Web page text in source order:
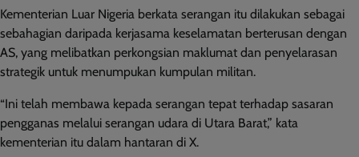
Kementerian Luar Nigeria berkata serangan itu dilakukan sebagai
sebahagian daripada kerjasama keselamatan berterusan dengan
AS, yang melibatkan perkongsian maklumat dan penyelarasan
strategik untuk menumpukan kumpulan militan.
“Ini telah membawa kepada serangan tepat terhadap sasaran
pengganas melalui serangan udara di Utara Barat,” kata
kementerian itu dalam hantaran di X.